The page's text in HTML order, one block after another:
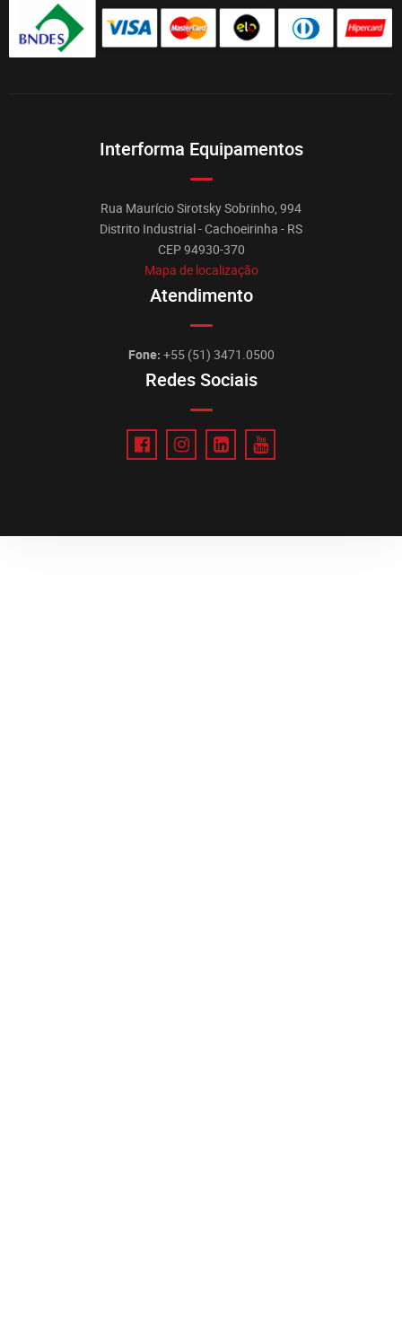
Interforma Equipamentos
Rua Maurício Sirotsky Sobrinho, 994
Distrito Industrial - Cachoeirinha - RS
CEP 94930-370
Mapa de localização
Atendimento
Fone: +55 (51) 3471.0500
Redes Sociais